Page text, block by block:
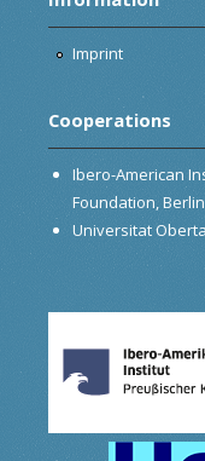
Imprint
Cooperations
Ibero-American
Foundation, Berlin
Universitat